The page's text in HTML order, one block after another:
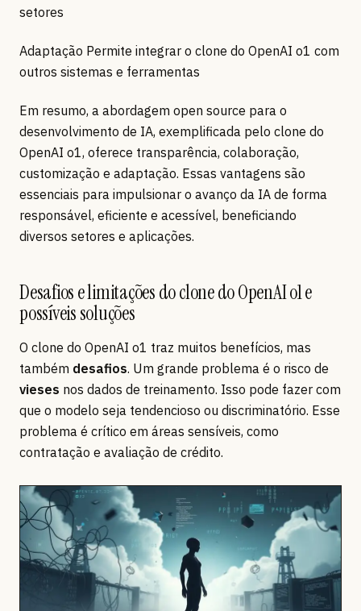
setores
Adaptação Permite integrar o clone do OpenAI o1 com
outros sistemas e ferramentas
Em resumo, a abordagem open source para o
desenvolvimento de IA, exemplificada pelo clone do
OpenAI o1, oferece transparência, colaboração,
customização e adaptação. Essas vantagens são
essenciais para impulsionar o avanço da IA de forma
responsável, eficiente e acessível, beneficiando
diversos setores e aplicações.
Desafios e limitações do clone do OpenAI o1 e
possíveis soluções
O clone do OpenAI o1 traz muitos benefícios, mas
também desafios. Um grande problema é o risco de
vieses nos dados de treinamento. Isso pode fazer com
que o modelo seja tendencioso ou discriminatório. Esse
problema é crítico em áreas sensíveis, como
contratação e avaliação de crédito.